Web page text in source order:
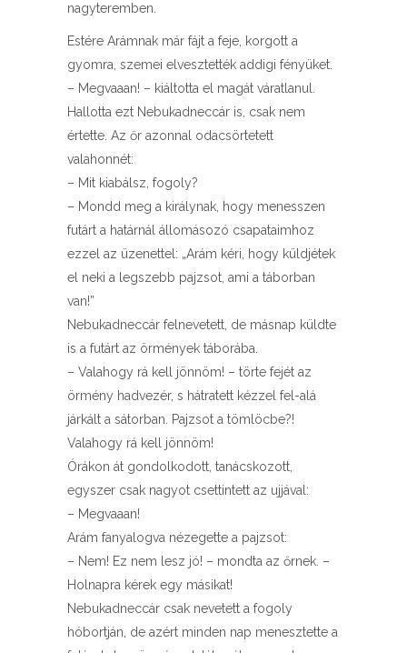
nagyteremben.
Estére Arámnak már fájt a feje, korgott a
gyomra, szemei elvesztették addigi fényüket.
– Megvaaan! – kiáltotta el magát váratlanul.
Hallotta ezt Nebukadneccár is, csak nem
értette. Az őr azonnal odacsörtetett
valahonnét:
– Mit kiabálsz, fogoly?
– Mondd meg a királynak, hogy menesszen
futárt a határnál állomásozó csapataimhoz
ezzel az üzenettel: „Arám kéri, hogy küldjétek
el neki a legszebb pajzsot, ami a táborban
van!”
Nebukadneccár felnevetett, de másnap küldte
is a futárt az örmények táborába.
– Valahogy rá kell jönnöm! – törte fejét az
örmény hadvezér, s hátratett kézzel fel-alá
járkált a sátorban. Pajzsot a tömlöcbe?!
Valahogy rá kell jönnöm!
Órákon át gondolkodott, tanácskozott,
egyszer csak nagyot csettintett az ujjával:
– Megvaaan!
Arám fanyalogva nézegette a pajzsot:
– Nem! Ez nem lesz jó! – mondta az őrnek. –
Holnapra kérek egy másikat!
Nebukadneccár csak nevetett a fogoly
hóbortján, de azért minden nap menesztette a